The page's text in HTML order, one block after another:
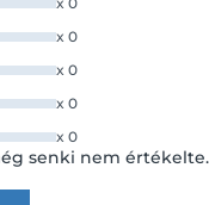
x 0
x 0
x 0
x 0
senki nem